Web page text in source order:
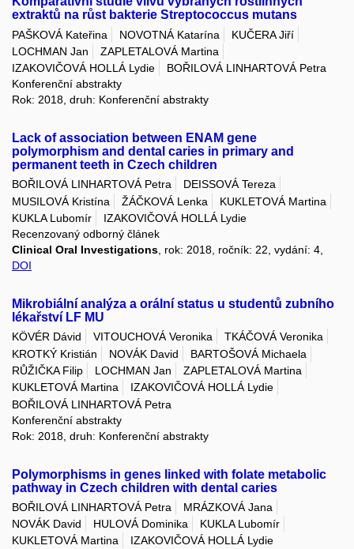
extraktů na růst bakterie Streptococcus mutans
PAŠKOVÁ Kateřina NOVOTNÁ Katarína
KUČERA Jiří
LOCHMAN Jan
ZAPLETALOVÁ Martina
IZAKOVIČOVÁ HOLLÁ Lydie
BOŘILOVÁ LINHARTOVÁ Petra
Konferenční abstrakty
Rok: 2018, druh: Konferenční abstrakty
Lack of association between ENAM gene
polymorphism and dental caries in primary and
permanent teeth in Czech children
BOŘILOVÁ LINHARTOVÁ Petra
DEISSOVÁ Tereza
MUSILOVÁ Kristína
ŽÁČKOVÁ Lenka
KUKLETOVÁ Martina
KUKLA Lubomír
IZAKOVIČOVÁ HOLLÁ Lydie
Recenzovaný odborný článek
Clinical Oral Investigations , rok: 2018, ročník: 22, vydání: 4,
DOI
Mikrobiální analýza a orální status u studentů zubního
lékařství LF MU
KÖVÉR Dávid VITOUCHOVÁ Veronika
TKÁČOVÁ Veronika
KROTKÝ Kristián
NOVÁK David
BARTOŠOVÁ Michaela
RŮŽIČKA Filip
LOCHMAN Jan
ZAPLETALOVÁ Martina
KUKLETOVÁ Martina
IZAKOVIČOVÁ HOLLÁ Lydie
BOŘILOVÁ LINHARTOVÁ Petra
Konferenční abstrakty
Rok: 2018, druh: Konferenční abstrakty
Polymorphisms in genes linked with folate metabolic
pathway in Czech children with dental caries
BOŘILOVÁ LINHARTOVÁ Petra
MRÁZKOVÁ Jana
NOVÁK David
HULOVÁ Dominika
KUKLA Lubomír
KUKLETOVÁ Martina
IZAKOVIČOVÁ HOLLÁ Lydie